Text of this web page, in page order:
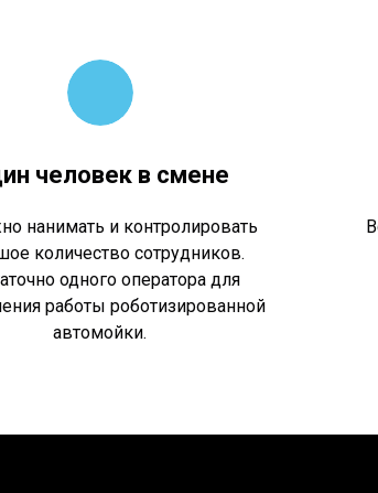
человек в смене
нанимать и контролировать
количество сотрудников.
одного оператора для
работы роботизированной
автомойки.